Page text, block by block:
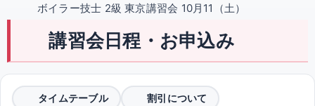
ボイラー技士 2級 東京講習会 10月11（土）
講習会日程・お申込み
タイムテーブル 割引について